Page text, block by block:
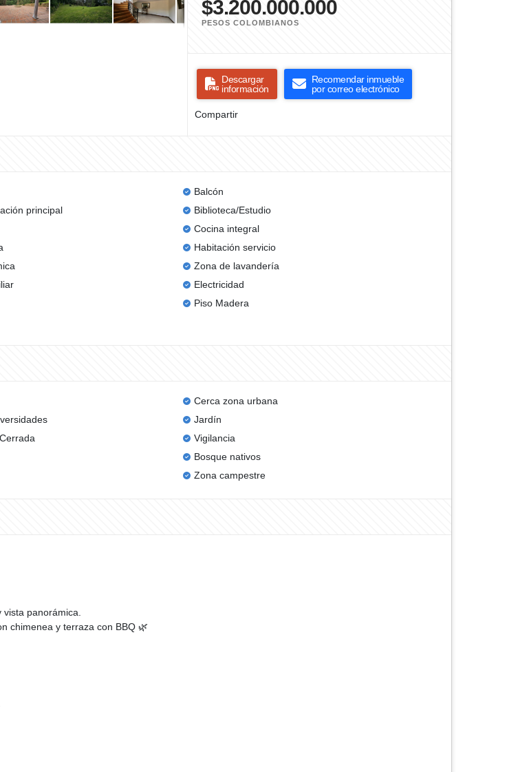
$3.200.000.000
PESOS COLOMBIANOS
Descargar
información
Recomendar inmueble
por correo electrónico
Compartir
Balcón
principal
Biblioteca/Estudio
Cocina integral
Habitación servicio
Zona de lavandería
Electricidad
Piso Madera
Cerca zona urbana
Jardín
Vigilancia
Bosque nativos
Zona campestre
vista panorámica.
chimenea y terraza con BBQ 🌿